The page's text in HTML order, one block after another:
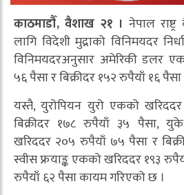
काठमाडौँ, वैशाख २१ । नेपाल
लागि विदेशी मुद्राको विनिमयदर
विनिमयदरअनुसार अमेरिकी डलर
५६ पैसा र बिक्रीदर १५२ रुपैयाँ १६
यस्तै, युरोपियन युरो एकको
बिक्रीदर १७८ रुपैयाँ ३५ पैसा,
खरिददर २०५ रुपैयाँ ७५ पैसा र
स्वीस फ्रयाङ्क एकको खरिददर १९३
रुपैयाँ ६२ पैसा कायम गरिएको छ ।